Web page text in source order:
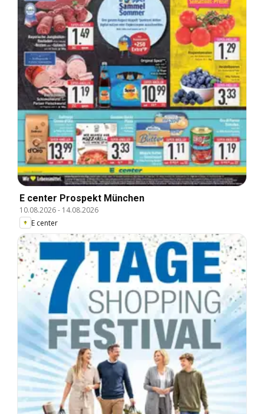
E center Prospekt München
10.08.2026- 14.08.2026
E center